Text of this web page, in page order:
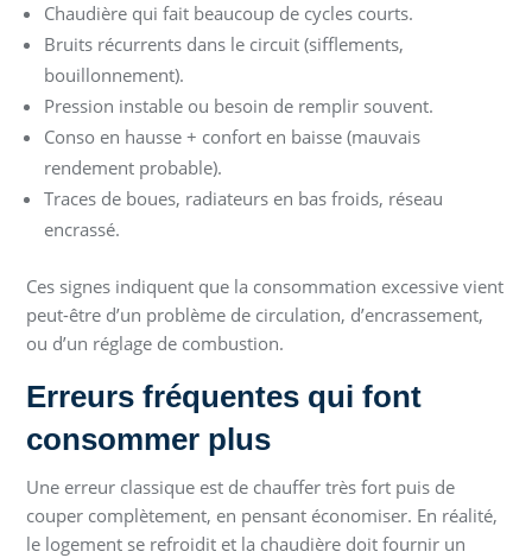
Chaudière qui fait beaucoup de cycles courts.
Bruits récurrents dans le circuit (sifflements,
bouillonnement).
Pression instable ou besoin de remplir souvent.
Conso en hausse + confort en baisse (mauvais
rendement probable).
Traces de boues, radiateurs en bas froids, réseau
encrassé.
Ces signes indiquent que la consommation excessive vient
peut-être d’un problème de circulation, d’encrassement,
ou d’un réglage de combustion.
Erreurs fréquentes qui font
consommer plus
Une erreur classique est de chauffer très fort puis de
couper complètement, en pensant économiser. En réalité,
le logement se refroidit et la chaudière doit fournir un